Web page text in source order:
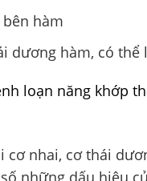
hàm
dương hàm, có thể
loạn năng khớp
cơ nhai, cơ thái
những dấu hiệu